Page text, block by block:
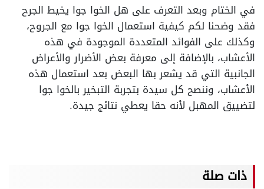
في الختام وبعد التعرف على هل الخوا جوا يخيط الجرح
فقد وضحنا لكم كيفية استعمال الخوا جوا مع الجروح،
وكذلك على الفوائد المتعددة الموجودة في هذه
الأعشاب، بالإضافة إلى معرفة بعض الأضرار والأعراض
الجانبية التي قد يشعر بها البعض بعد استعمال هذه
الأعشاب، وننصح كل سيدة بتجربة التبخير بالخوا جوا
لتضييق المهبل لأنه حقا يعطي نتائج جيدة.
ذات صلة